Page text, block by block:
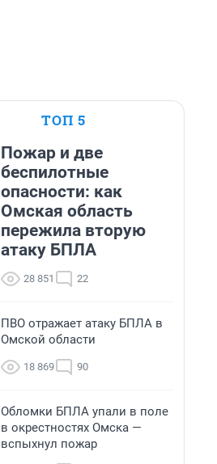
ТОП 5
Пожар и две
беспилотные
опасности: как
Омская область
пережила вторую
атаку БПЛА
28 851 22
ПВО отражает атаку БПЛА в
Омской области
18 869 90
Обломки БПЛА упали в поле
в окрестностях Омска —
вспыхнул пожар